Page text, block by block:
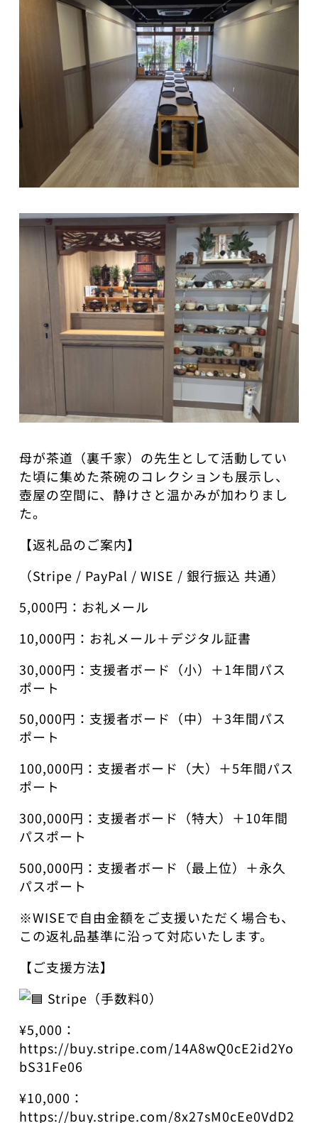
母が茶道（裏千家）の先生として活動してい
た頃に集めた茶碗のコレクションも展示し、
壺屋の空間に、静けさと温かみが加わりまし
た。
【返礼品のご案内】
（Stripe / PayPal / WISE / 銀行振込 共通）
5,000円：お礼メール
10,000円：お礼メール＋デジタル証書
30,000円：支援者ボード（小）＋1年間パス
ポート
50,000円：支援者ボード（中）＋3年間パス
ポート
100,000円：支援者ボード（大）＋5年間パス
ポート
300,000円：支援者ボード（特大）＋10年間
パスポート
500,000円：支援者ボード（最上位）＋永久
パスポート
※WISEで自由金額をご支援いただく場合も、
この返礼品基準に沿って対応いたします。
【ご支援方法】
Stripe（手数料0）
¥5,000：
https://buy.stripe.com/14A8wQ0cE2id2Yo
bS31Fe06
¥10,000：
https://buy.stripe.com/8x27sM0cEe0VdD2